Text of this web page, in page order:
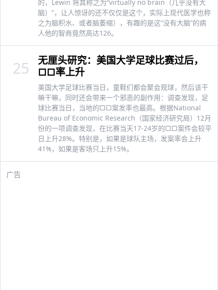
的，Lewin 将其称之为“virtually no brain（几乎没有大
脑）”，让人惊讶的还不仅仅是这个，实际上现代医学也称
之为脑积水、或者脑萎缩），有趣的是这“没有大脑”的病
人他的智商竟然高达126。
无厘头研究：美国大学足球比赛过后，
□□率上升
美国大学足球比赛当日，童鞋们都会聚会观球，然后该干
嘛干嘛，同时还会带来一个邪恶的副作用：调查发现，足
球比赛当日，当地的□□案发率也最高。根据National
Bureau of Economic Research（国家经济研究局）12月
份的一项调查发现，在比赛当天17-24岁的□□案件会较平
日上升28%。特别是，如果是球队主场，发案率会上升
41%，如果是客场只上升15%。
25
广告